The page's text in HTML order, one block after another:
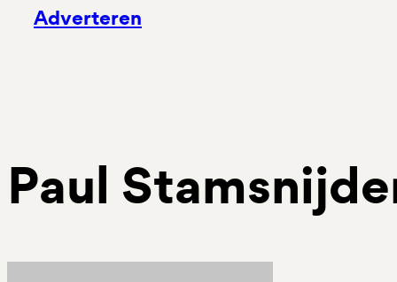
Adverteren
Paul